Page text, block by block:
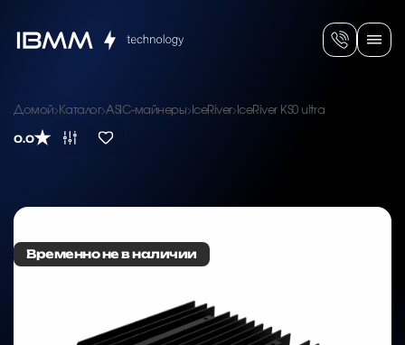
Домой Каталог ASIC-майнеры IceRiver IceRiver KS0 ultra
0.0
Временно не в наличии